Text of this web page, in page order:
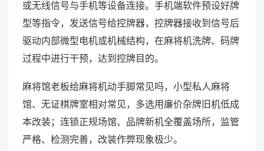
或无线信号与手机等设备连接。手机端软件预设好牌
型等指令，发送信号给控牌器，控牌器接收到信号后
驱动内部微型电机或机械结构，在麻将机洗牌、码牌
过程中进行干预，达到控牌目的。
麻将馆老板给麻将机动手脚常见吗，小型私人麻将
馆、无证棋牌室相对常见，多选用廉价杂牌旧机低成
本改装；连锁正规场馆、品牌新机全覆盖场所，监管
严格、检测完善，改装作弊现象极少。